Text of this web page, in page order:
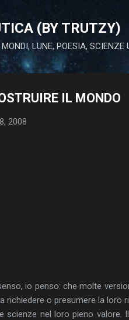
(BY TRUTZY)
LUNE, POESIA, SCIENZE
IL MONDO
2008
io penso: che molte
richiedere o presumere la loro
scienze nel loro pieno